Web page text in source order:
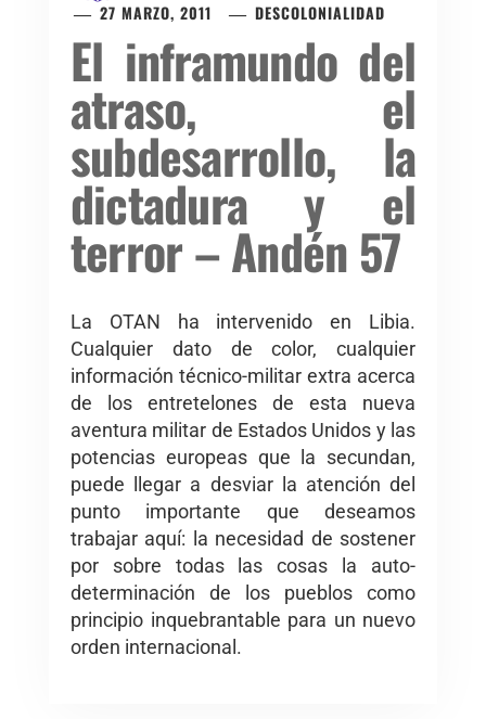
27 MARZO, 2011
DESCOLONIALIDAD
El inframundo del
atraso, el
subdesarrollo, la
dictadura y el
terror – Andén 57
La OTAN ha intervenido en Libia.
Cualquier dato de color, cualquier
información técnico-militar extra acerca
de los entretelones de esta nueva
aventura militar de Estados Unidos y las
potencias europeas que la secundan,
puede llegar a desviar la atención del
punto importante que deseamos
trabajar aquí: la necesidad de sostener
por sobre todas las cosas la auto-
determinación de los pueblos como
principio inquebrantable para un nuevo
orden internacional.